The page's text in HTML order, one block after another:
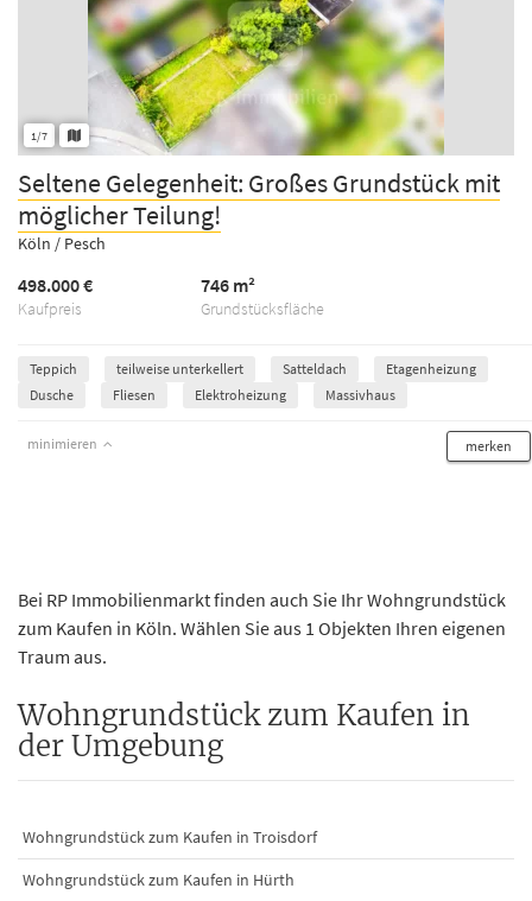
1/7
Seltene Gelegenheit: Großes Grundstück mit
möglicher Teilung!
Köln / Pesch
Kaufpreis
498.000 €
Grundstücksfläche
746 m²
Teppich teilweise unterkellert Satteldach
Etagenheizung
Dusche
Fliesen Elektroheizung Massivhaus
minimieren merken
Bei RP Immobilienmarkt finden auch Sie Ihr Wohngrundstück
zum Kaufen in Köln. Wählen Sie aus 1 Objekten Ihren eigenen
Traum aus.
Wohngrundstück zum Kaufen in
der Umgebung
Wohngrundstück zum Kaufen in Troisdorf
Wohngrundstück zum Kaufen in Hürth